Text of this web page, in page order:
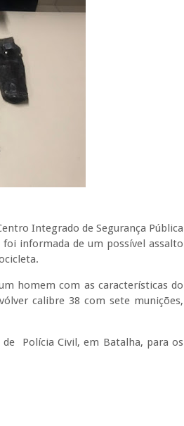
Integrado de Segurança Pública
informada de um possível assalto
homem com as características do
calibre 38 com sete munições,
de Polícia Civil, em Batalha, para os